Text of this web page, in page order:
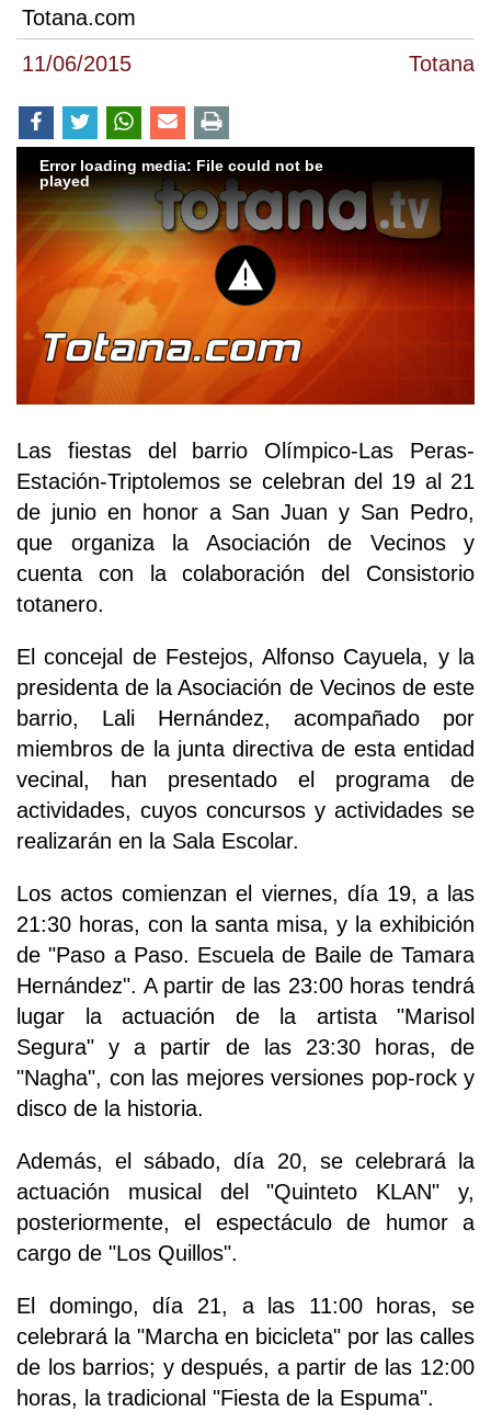
11/06/2015 Totana
Totana.com
Error loading media: File could not be
played
Las fiestas del barrio Olímpico-Las Peras-
Estación-Triptolemos se celebran del 19 al 21
de junio en honor a San Juan y San Pedro,
que organiza la Asociación de Vecinos y
cuenta con la colaboración del Consistorio
totanero.
El concejal de Festejos, Alfonso Cayuela, y la
presidenta de la Asociación de Vecinos de este
barrio, Lali Hernández, acompañado por
miembros de la junta directiva de esta entidad
vecinal, han presentado el programa de
actividades, cuyos concursos y actividades se
realizarán en la Sala Escolar.
Los actos comienzan el viernes, día 19, a las
21:30 horas, con la santa misa, y la exhibición
de "Paso a Paso. Escuela de Baile de Tamara
Hernández". A partir de las 23:00 horas tendrá
lugar la actuación de la artista "Marisol
Segura" y a partir de las 23:30 horas, de
"Nagha", con las mejores versiones pop-rock y
disco de la historia.
Además, el sábado, día 20, se celebrará la
actuación musical del "Quinteto KLAN" y,
posteriormente, el espectáculo de humor a
cargo de "Los Quillos".
El domingo, día 21, a las 11:00 horas, se
celebrará la "Marcha en bicicleta" por las calles
de los barrios; y después, a partir de las 12:00
horas, la tradicional "Fiesta de la Espuma".